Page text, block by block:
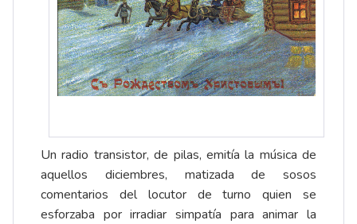
Un radio transistor, de pilas, emitía la música de
aquellos diciembres, matizada de sosos
comentarios del locutor de turno quien se
esforzaba por irradiar simpatía para animar la